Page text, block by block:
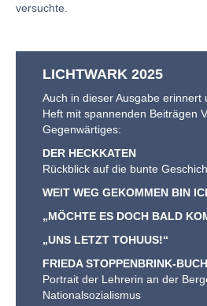
versuchte.
LICHTWARK 2025
Auch in dieser Ausgabe erinnert
Heft mit spannenden Beiträgen
Gegenwärtiges:
DER HECKKATEN
Rückblick auf die bunte
WEIT WEG GEKOMMEN BIN
„MÖCHTE ES DOCH BALD
„UNS LETZT TOHUUS!“
FRIEDA STOPPENBRINK-
Portrait der Lehrerin an der
Nationalsozialismus